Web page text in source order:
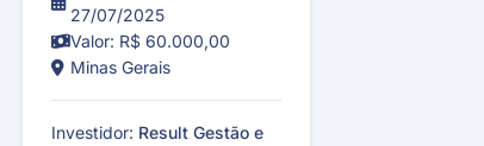
27/07/2025
Valor: R$ 60.000,00
Minas Gerais
Investidor: Result Gestão e